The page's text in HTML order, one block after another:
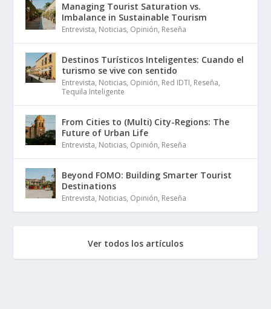
Managing Tourist Saturation vs.
Imbalance in Sustainable Tourism
Entrevista, Noticias, Opinión, Reseña
Destinos Turísticos Inteligentes: Cuando el
turismo se vive con sentido
Entrevista, Noticias, Opinión, Red IDTI, Reseña,
Tequila Inteligente
From Cities to (Multi) City-Regions: The
Future of Urban Life
Entrevista, Noticias, Opinión, Reseña
Beyond FOMO: Building Smarter Tourist
Destinations
Entrevista, Noticias, Opinión, Reseña
Ver todos los artículos